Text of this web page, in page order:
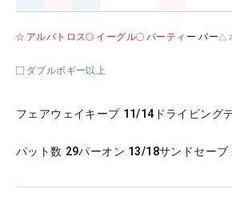
アルバトロス イーグル バーティ ー パー
ダブルボギー以上
フェアウェイキープ 11/14 ドライビング
パット数 29パーオン 13/18サンドセーブ